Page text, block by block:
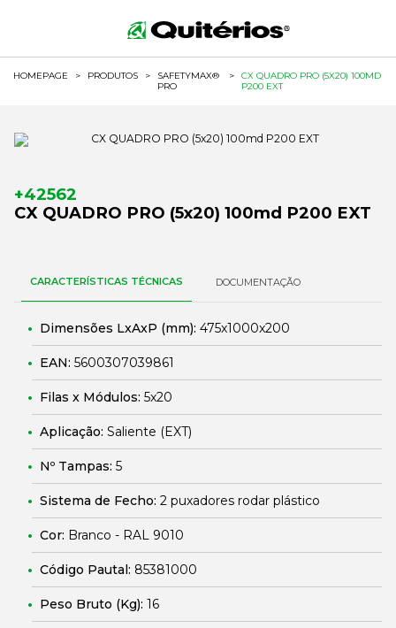
HOMEPAGE > PRODUTOS >
SAFETYMAX®
PRO
>
CX QUADRO PRO (5X20) 100MD
P200 EXT
+42562
CX QUADRO PRO (5x20) 100md P200 EXT
CARACTERÍSTICAS TÉCNICAS DOCUMENTAÇÃO
Dimensões LxAxP (mm): 475x1000x200
EAN: 5600307039861
Filas x Módulos: 5x20
Aplicação: Saliente (EXT)
Nº Tampas: 5
Sistema de Fecho: 2 puxadores rodar plástico
Cor: Branco - RAL 9010
Código Pautal: 85381000
Peso Bruto (Kg): 16